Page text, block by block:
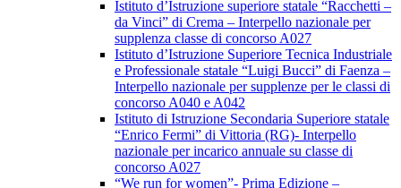
Istituto d’Istruzione superiore statale “Racchetti –
da Vinci” di Crema – Interpello nazionale per
supplenza classe di concorso A027
Istituto d’Istruzione Superiore Tecnica Industriale
e Professionale statale “Luigi Bucci” di Faenza –
Interpello nazionale per supplenze per le classi di
concorso A040 e A042
Istituto di Istruzione Secondaria Superiore statale
“Enrico Fermi” di Vittoria (RG)- Interpello
nazionale per incarico annuale su classe di
concorso A027
“We run for women”- Prima Edizione –